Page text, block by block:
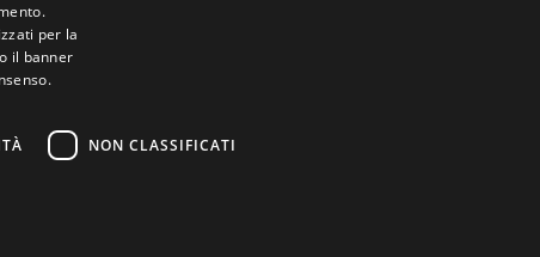
per la
il banner
NON CLASSIFICATI